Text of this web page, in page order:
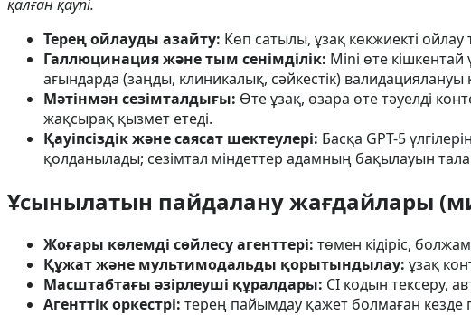
қалған қаупі.
Терең ойлауды азайту: Көп сатылы, ұзақ көкжиекті
Галлюцинация және тым сенімділік: Mini өте
ағындарда (заңды, клиникалық, сәйкестік) валидациялануы
Мәтінмән сезімталдығы: Өте ұзақ, өзара өте тәуелді
жақсырақ қызмет етеді.
Қауіпсіздік және саясат шектеулері: Басқа GPT-5
қолданылады; сезімтал міндеттер адамның бақылауын
Ұсынылатын пайдалану жағдайлары
Жоғары көлемді сөйлесу агенттері: төмен кідіріс,
Құжат және мультимодальды қорытындылау: ұзақ
Масштабтағы әзірлеуші құралдары: CI кодын тексеру,
Агенттік оркестрі: терең пайымдау қажет болмаған кезде